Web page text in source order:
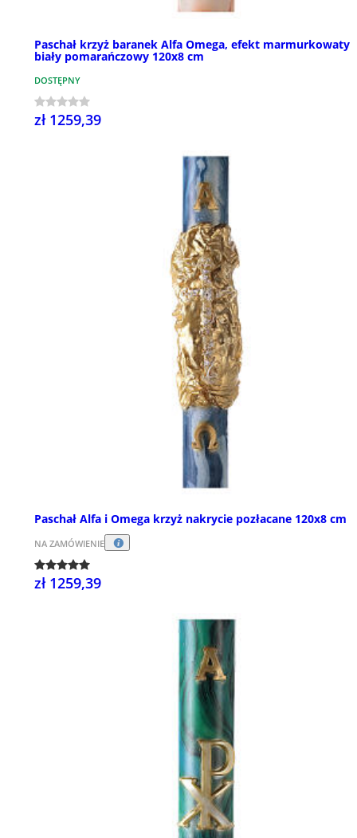
Paschał krzyż baranek Alfa Omega, efekt marmurkowaty
biały pomarańczowy 120x8 cm
DOSTĘPNY
zł 1259,39
Paschał Alfa i Omega krzyż nakrycie pozłacane 120x8 cm
NA ZAMÓWIENIE
zł 1259,39